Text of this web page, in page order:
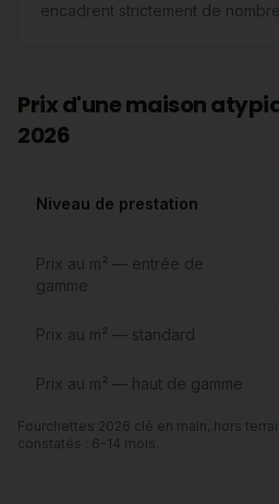
encadrent strictement de
Prix d'une maison
2026
Niveau de prestation
Prix au m² — entrée de
gamme
Prix au m² — standard
Prix au m² — haut de gamme
Fourchettes 2026 clé en main, hors
constatés : 6-14 mois.